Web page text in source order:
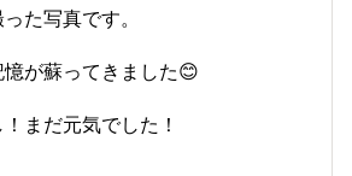
た写真です。
が蘇ってきました😊
まだ元気でした！